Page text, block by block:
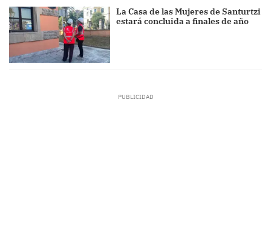
La Casa de las Mujeres de Santurtzi
estará concluida a finales de año